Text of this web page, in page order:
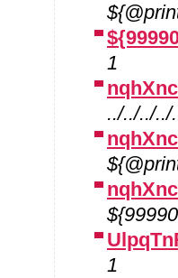
1
../../../../
1